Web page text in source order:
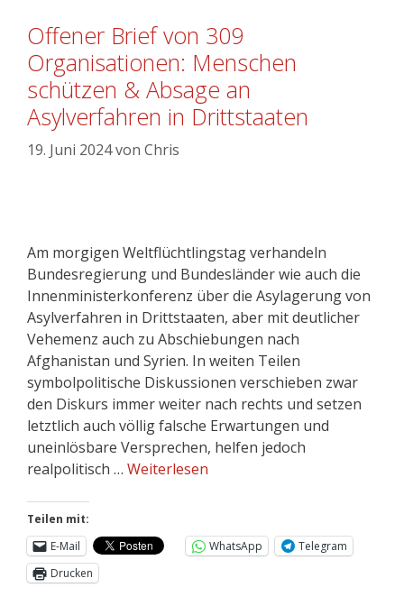
Offener Brief von 309
Organisationen: Menschen
schützen & Absage an
Asylverfahren in Drittstaaten
19. Juni 2024von Chris
Am morgigen Weltflüchtlingstag verhandeln
Bundesregierung und Bundesländer wie auch die
Innenministerkonferenz über die Asylagerung von
Asylverfahren in Drittstaaten, aber mit deutlicher
Vehemenz auch zu Abschiebungen nach
Afghanistan und Syrien. In weiten Teilen
symbolpolitische Diskussionen verschieben zwar
den Diskurs immer weiter nach rechts und setzen
letztlich auch völlig falsche Erwartungen und
uneinlösbare Versprechen, helfen jedoch
realpolitisch … Weiterlesen
Teilen mit:
E-Mail
WhatsApp
Telegram
Drucken